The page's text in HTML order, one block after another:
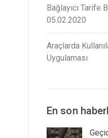
Bağlayıcı
05.02.2020
Araçlarda
Uygulaması
En son